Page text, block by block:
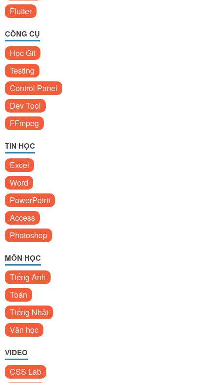
Flutter
CÔNG CỤ
Học Git
Testing
Control Panel
Dev Tool
FFmpeg
TIN HỌC
Excel
Word
PowerPoint
Access
Photoshop
MÔN HỌC
Tiếng Anh
Toán
Tiếng Nhật
Văn học
VIDEO
CSS Lab